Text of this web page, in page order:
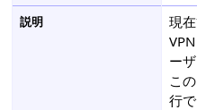
説明
現
ー
こ
行